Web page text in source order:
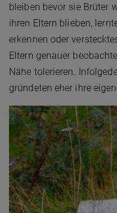
bleiben bevor sie Brüter
ihren Eltern blieben,
erkennen oder
Eltern genauer
Nähe tolerieren.
gründeten eher ihre